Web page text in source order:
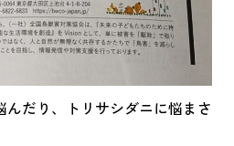
んだり、トリサシダニに悩まさ